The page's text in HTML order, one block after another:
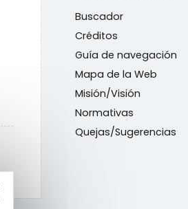
Buscador
Créditos
Guía de navegación
Mapa de la Web
Misión/Visión
Normativas
Quejas/Sugerencias